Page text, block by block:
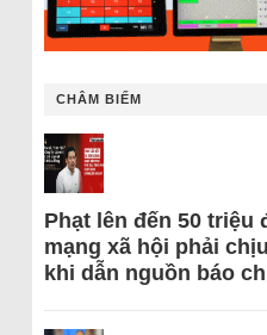
CHÂM BIẾM
Phạt lên đến 50
mạng xã hội phải
khi dẫn nguồn báo